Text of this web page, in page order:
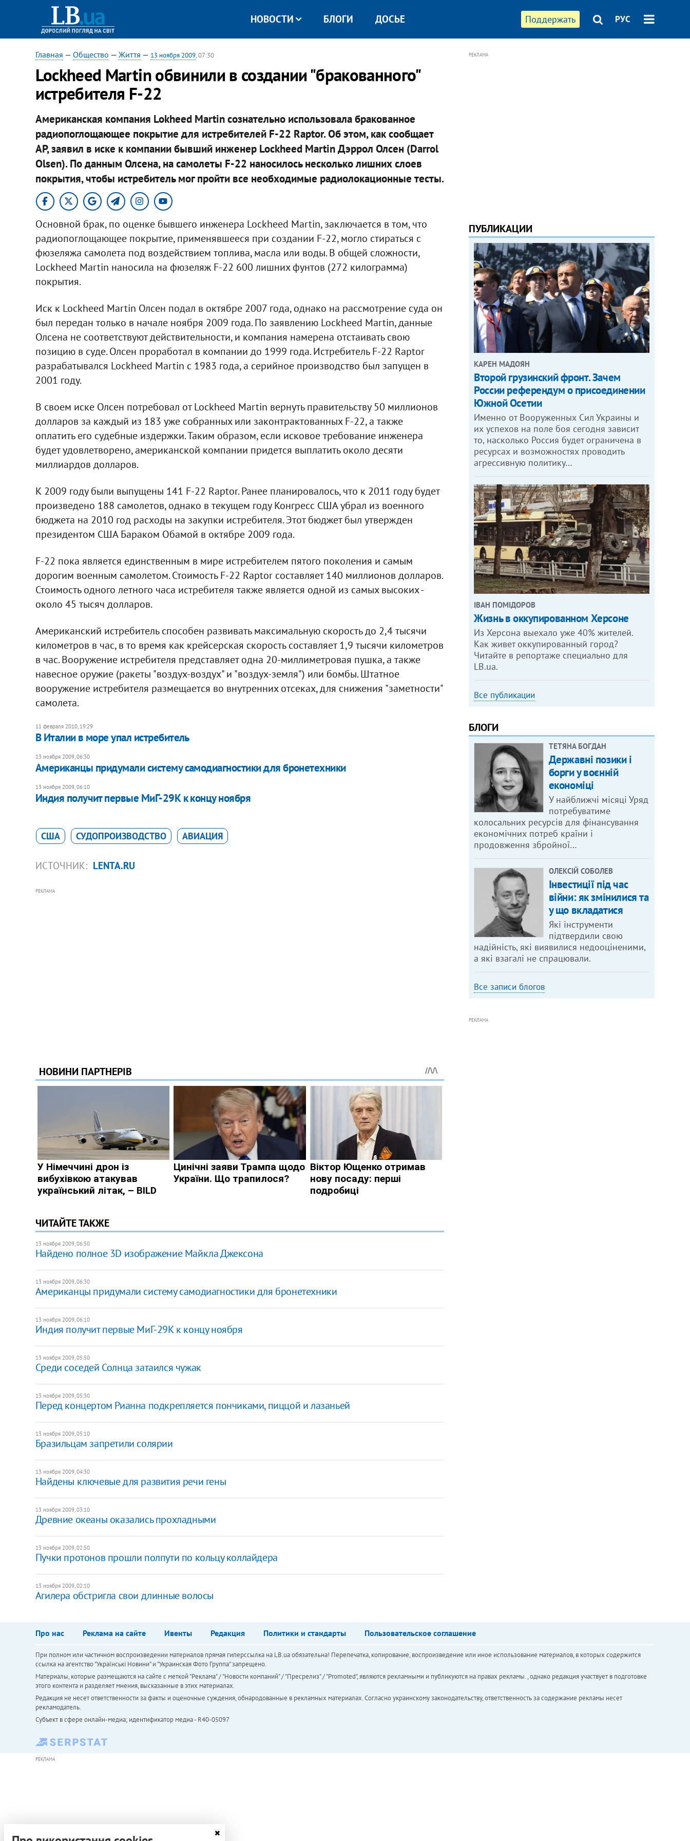
Поддержать РУС
НОВОСТИ БЛОГИ ДОСЬЕ
Главная — Общество — Життя — 13 ноября 2009, 07:30
Lockheed Martin обвинили в создании "бракованного"
истребителя F-22
Американская компания Lokheed Martin сознательно использовала бракованное
радиопоглощающее покрытие для истребителей F-22 Raptor. Об этом, как сообщает
AP, заявил в иске к компании бывший инженер Lockheed Martin Дэррол Олсен (Darrol
Olsen). По данным Олсена, на самолеты F-22 наносилось несколько лишних слоев
покрытия, чтобы истребитель мог пройти все необходимые радиолокационные тесты.
Основной брак, по оценке бывшего инженера Lockheed Martin, заключается в том, что
радиопоглощающее покрытие, применявшееся при создании F-22, могло стираться с
фюзеляжа самолета под воздействием топлива, масла или воды. В общей сложности,
Lockheed Martin наносила на фюзеляж F-22 600 лишних фунтов (272 килограмма)
покрытия.
Иск к Lockheed Martin Олсен подал в октябре 2007 года, однако на рассмотрение суда он
был передан только в начале ноября 2009 года. По заявлению Lockheed Martin, данные
Олсена не соответствуют действительности, и компания намерена отстаивать свою
позицию в суде. Олсен проработал в компании до 1999 года. Истребитель F-22 Raptor
разрабатывался Lockheed Martin с 1983 года, а серийное производство был запущен в
2001 году.
В своем иске Олсен потребовал от Lockheed Martin вернуть правительству 50 миллионов
долларов за каждый из 183 уже собранных или законтрактованных F-22, а также
оплатить его судебные издержки. Таким образом, если исковое требование инженера
будет удовлетворено, американской компании придется выплатить около десяти
миллиардов долларов.
К 2009 году были выпущены 141 F-22 Raptor. Ранее планировалось, что к 2011 году будет
произведено 188 самолетов, однако в текущем году Конгресс США убрал из военного
бюджета на 2010 год расходы на закупки истребителя. Этот бюджет был утвержден
президентом США Бараком Обамой в октябре 2009 года.
F-22 пока является единственным в мире истребителем пятого поколения и самым
дорогим военным самолетом. Стоимость F-22 Raptor составляет 140 миллионов долларов.
Стоимость одного летного часа истребителя также является одной из самых высоких -
около 45 тысяч долларов.
Американский истребитель способен развивать максимальную скорость до 2,4 тысячи
километров в час, в то время как крейсерская скорость составляет 1,9 тысячи километров
в час. Вооружение истребителя представляет одна 20-миллиметровая пушка, а также
навесное оружие (ракеты "воздух-воздух" и "воздух-земля") или бомбы. Штатное
вооружение истребителя размещается во внутренних отсеках, для снижения "заметности"
самолета.
11 февраля 2010, 19:29
В Италии в море упал истребитель
13 ноября 2009, 06:30
Американцы придумали систему самодиагностики для бронетехники
13 ноября 2009, 06:10
Индия получит первые МиГ-29К к концу ноября
США СУДОПРОИЗВОДСТВО АВИАЦИЯ
ИСТОЧНИК: LENTA.RU
РЕКЛАМА
ЧИТАЙТЕ ТАКЖЕ
13 ноября 2009, 06:50
Найдено полное 3D изображение Майкла Джексона
13 ноября 2009, 06:30
Американцы придумали систему самодиагностики для бронетехники
13 ноября 2009, 06:10
Индия получит первые МиГ-29К к концу ноября
13 ноября 2009, 05:50
Среди соседей Солнца затаился чужак
13 ноября 2009, 05:30
Перед концертом Рианна подкрепляется пончиками, пиццой и лазаньей
13 ноября 2009, 05:10
Бразильцам запретили солярии
13 ноября 2009, 04:30
Найдены ключевые для развития речи гены
13 ноября 2009, 03:10
Древние океаны оказались прохладными
13 ноября 2009, 02:50
Пучки протонов прошли полпути по кольцу коллайдера
13 ноября 2009, 02:10
Агилера обстригла свои длинные волосы
РЕКЛАМА
ПУБЛИКАЦИИ
КАРЕН МАДОЯН
Второй грузинский фронт. Зачем
России референдум о присоединении
Южной Осетии
Именно от Вооруженных Сил Украины и
их успехов на поле боя сегодня зависит
то, насколько Россия будет ограничена в
ресурсах и возможностях проводить
агрессивную политику…
ІВАН ПОМІДОРОВ
Жизнь в оккупированном Херсоне
Из Херсона выехало уже 40% жителей.
Как живет оккупированный город?
Читайте в репортаже специально для
LB.ua.
Все публикации
БЛОГИ
ТЕТЯНА БОГДАН
Державні позики і
борги у воєнній
економіці
У найближчі місяці Уряд
потребуватиме
колосальних ресурсів для фінансування
економічних потреб країни і
продовження збройної…
ОЛЕКСІЙ СОБОЛЕВ
Інвестиції під час
війни: як змінилися та
у що вкладатися
Які інструменти
підтвердили свою
надійність, які виявилися недооціненими,
а які взагалі не спрацювали.
Все записи блогов
РЕКЛАМА
Про нас Реклама на сайте Ивенты Редакция Политики и стандарты Пользовательское соглашение
При полном или частичном воспроизведении материалов прямая гиперссылка на LB.ua обязательна! Перепечатка, копирование, воспроизведение или иное использование материалов, в которых содержится
ссылка на агентство "Українськi Новини" и "Украинская Фото Группа" запрещено.
Материалы, которые размещаются на сайте с меткой "Реклама" / "Новости компаний" / "Пресрелиз" / "Promoted", являются рекламными и публикуются на правах рекламы. , однако редакция участвует в подготовке
этого контента и разделяет мнения, высказанные в этих материалах.
Редакция не несет ответственности за факты и оценочные суждения, обнародованные в рекламных материалах. Согласно украинскому законодательству, ответственность за содержание рекламы несет
рекламодатель.
Субъект в сфере онлайн-медиа; идентификатор медиа - R40-05097
РЕКЛАМА